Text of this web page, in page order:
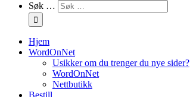
Søk …
Hjem
WordOnNet
Usikker om du trenger du nye sider?
WordOnNet
Nettbutikk
Bestill